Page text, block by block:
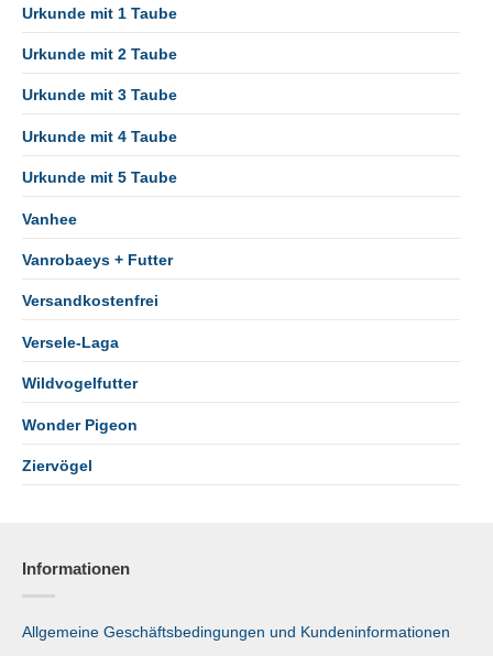
Urkunde mit 1 Taube
Urkunde mit 2 Taube
Urkunde mit 3 Taube
Urkunde mit 4 Taube
Urkunde mit 5 Taube
Vanhee
Vanrobaeys + Futter
Versandkostenfrei
Versele-Laga
Wildvogelfutter
Wonder Pigeon
Ziervögel
Informationen
Allgemeine Geschäftsbedingungen und Kundeninformationen